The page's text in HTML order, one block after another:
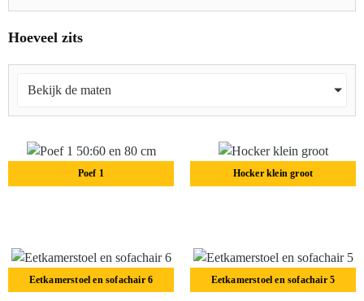
Hoeveel zits
Bekijk de maten
Poef 1 Hocker klein groot
Eetkamerstoel en sofachair 6 Eetkamerstoel en sofachair 5